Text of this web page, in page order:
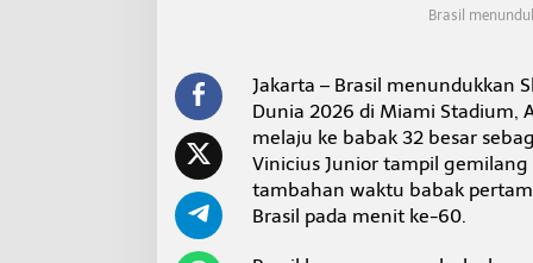
a
G
r
u
C
Brasil
Jakarta – Brasil menundukkan
Dunia 2026 di Miami Stadium,
melaju ke babak 32 besar
Vinicius Junior tampil
tambahan waktu babak
Brasil pada menit ke-60.